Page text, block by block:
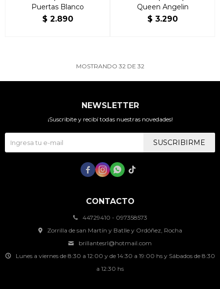
Puertas Blanco
$ 2.890
Queen Angelin
$ 3.290
MOSTRANDO 32DE 32
CONTACTO
44729410 - 097358573
Zorrilla de san Martín y Batlle y Ordóñez, Rocha
brillantesrl@hotmail.com
Lunes a viernes de 8:30 a 12:00 y de 14:30 a 19:00 hs y Sábados de 8:30
a 12:30 hs
NEWSLETTER
¡Suscribite y recibí todas nuestras novedades!
SUSCRIBIRME
   